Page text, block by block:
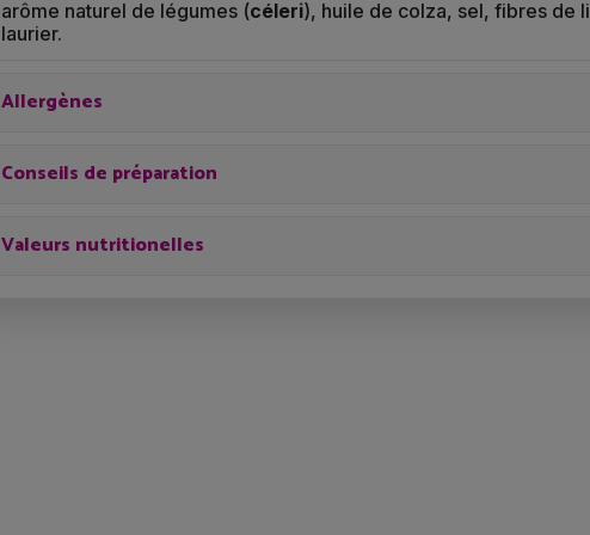
arôme naturel de légumes (céleri), huile de colza, sel, fibres de
laurier.
Allergènes
Conseils de préparation
Valeurs nutritionelles